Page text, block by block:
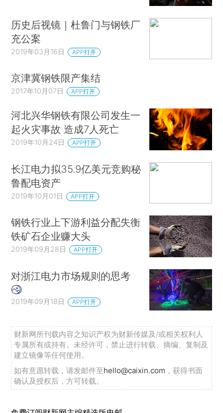
历史后视镜｜杜鲁门与钢铁厂
充公案
2019年03月16日 APP打开
京津冀钢铁限产集结
2017年10月07日 APP打开
河北兴华钢铁有限公司发生一
起火灾事故 造成7人死亡
2019年10月24日 APP打开
长江电力拟35.9亿美元竞购秘
鲁配电资产
2019年10月01日 APP打开
钢铁行业上下游利益分配失衡
铁矿石企业赚大头
2019年09月28日 APP打开
对浙江电力市场规则的思考
2019年09月18日 APP打开
财新网所刊载内容之知识产权为财新传媒及/或相关权利人
专属所有或持有。未经许可，禁止进行转载、摘编、复制及
建立镜像等任何使用。
如有意愿转载，请发邮件至hello@caixin.com ，获得书面
确认及授权后，方可转载。